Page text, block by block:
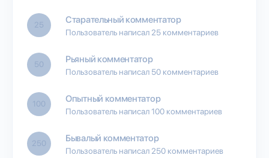
25 Старательный комментатор
Пользователь написал 25 комментариев
50 Рьяный комментатор
Пользователь написал 50 комментариев
100 Опытный комментатор
Пользователь написал 100 комментариев
250 Бывалый комментатор
Пользователь написал 250 комментариев